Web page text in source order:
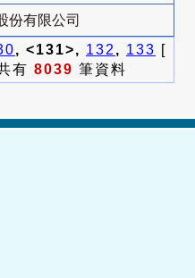
份有限公司
, <131>, 132 , 133 [
有 8039 筆資料